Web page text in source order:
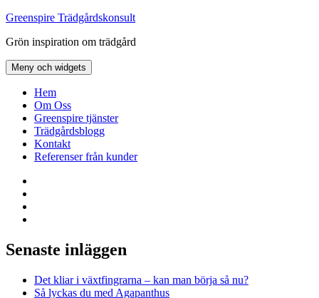
Hoppa
innehåll
Greenspire Trädgårdskonsult
Grön inspiration om trädgård
Meny och widgets
Hem
Om Oss
Greenspire tjänster
Trädgårdsblogg
Kontakt
Referenser från kunder
Senaste inläggen
Det kliar i växtfingrarna – kan man börja så nu?
Så lyckas du med Agapanthus